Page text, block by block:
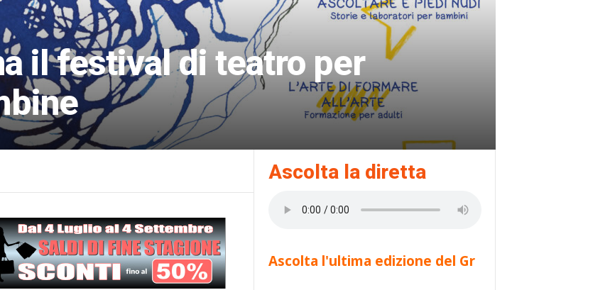
il festival di teatro per
Ascolta la diretta
Ascolta l'ultima edizione del Gr